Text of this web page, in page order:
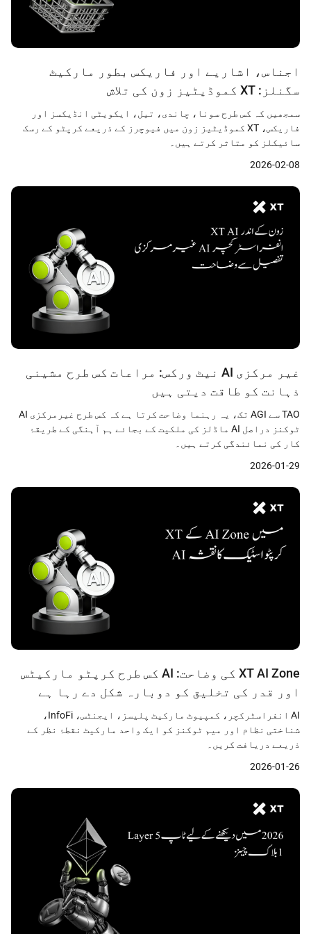
اجناس، اشاریے اور فاریکس بطور مارکیٹ
سگنلز: XT کموڈیٹیز زون کی تلاش
سمجھیں کہ کس طرح سونا، چاندی، تیل، ایکویٹی انڈیکسز اور
فاریکس، XT کموڈیٹیز زون میں فیوچرز کے ذریعے کرپٹو کے رسک
سائیکلز کو متاثر کرتے ہیں۔
2026-02-08
غیر مرکزی AI نیٹ ورکس: مراعات کس طرح مشینی
ذہانت کو طاقت دیتی ہیں
TAO سے AGI تک، یہ رہنما وضاحت کرتا ہے کہ کس طرح غیرمرکزی AI
ٹوکنز دراصل AI ماڈلز کی ملکیت کے بجائے ہم آہنگی کے طریقۂ
کار کی نمائندگی کرتے ہیں۔
2026-01-29
XT AI Zone کی وضاحت: AI کس طرح کرپٹو مارکیٹس
اور قدر کی تخلیق کو دوبارہ شکل دے رہا ہے
AI انفراسٹرکچر، کمپیوٹ مارکیٹ پلیسز، ایجنٹس، InfoFi،
شناختی نظام اور میم ٹوکنز کو ایک واحد مارکیٹ نقطۂ نظر کے
ذریعے دریافت کریں۔
2026-01-26